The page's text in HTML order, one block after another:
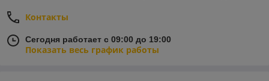
Контакты
Сегодня работает с 09:00 до 19:00
Показать весь график работы